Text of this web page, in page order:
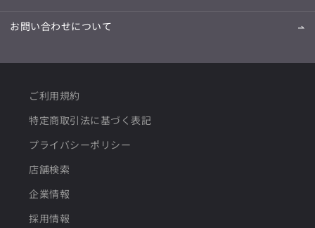
お問い合わせについて
ご利用規約
特定商取引法に基づく表記
プライバシーポリシー
店舗検索
企業情報
採用情報